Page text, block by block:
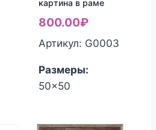
картина в раме
800.00₽
Артикул: G0003
Размеры:
50x50